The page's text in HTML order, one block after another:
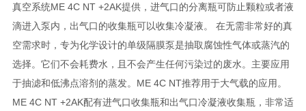
真空系统ME 4C NT +2AK提供，进气口的分离瓶可防止颗粒或者液
滴进入泵内，出气口的收集瓶可以收集冷凝液。 在无需非常好的真
空需求时，专为化学设计的单级隔膜泵是抽取腐蚀性气体或蒸汽的
选择。它们不会耗费水，且不会产生任何污染过的废水。主要应用
于抽滤和低沸点溶剂的蒸发。ME 4C NT推荐用于大气载的应用。
ME 4C NT +2AK配有进气口收集瓶和出气口冷凝液收集瓶，非常适